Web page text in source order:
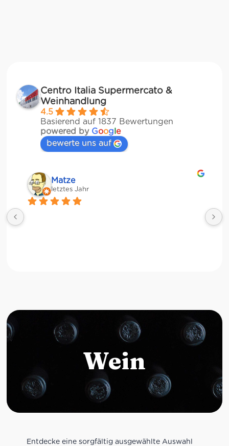
Centro Italia Supermercato &
Weinhandlung
4.5
Basierend auf 1837 Bewertungen
powered by Google
bewerte uns auf
Matze
letztes Jahr
Wein
Entdecke eine sorgfältig ausgewählte Auswahl